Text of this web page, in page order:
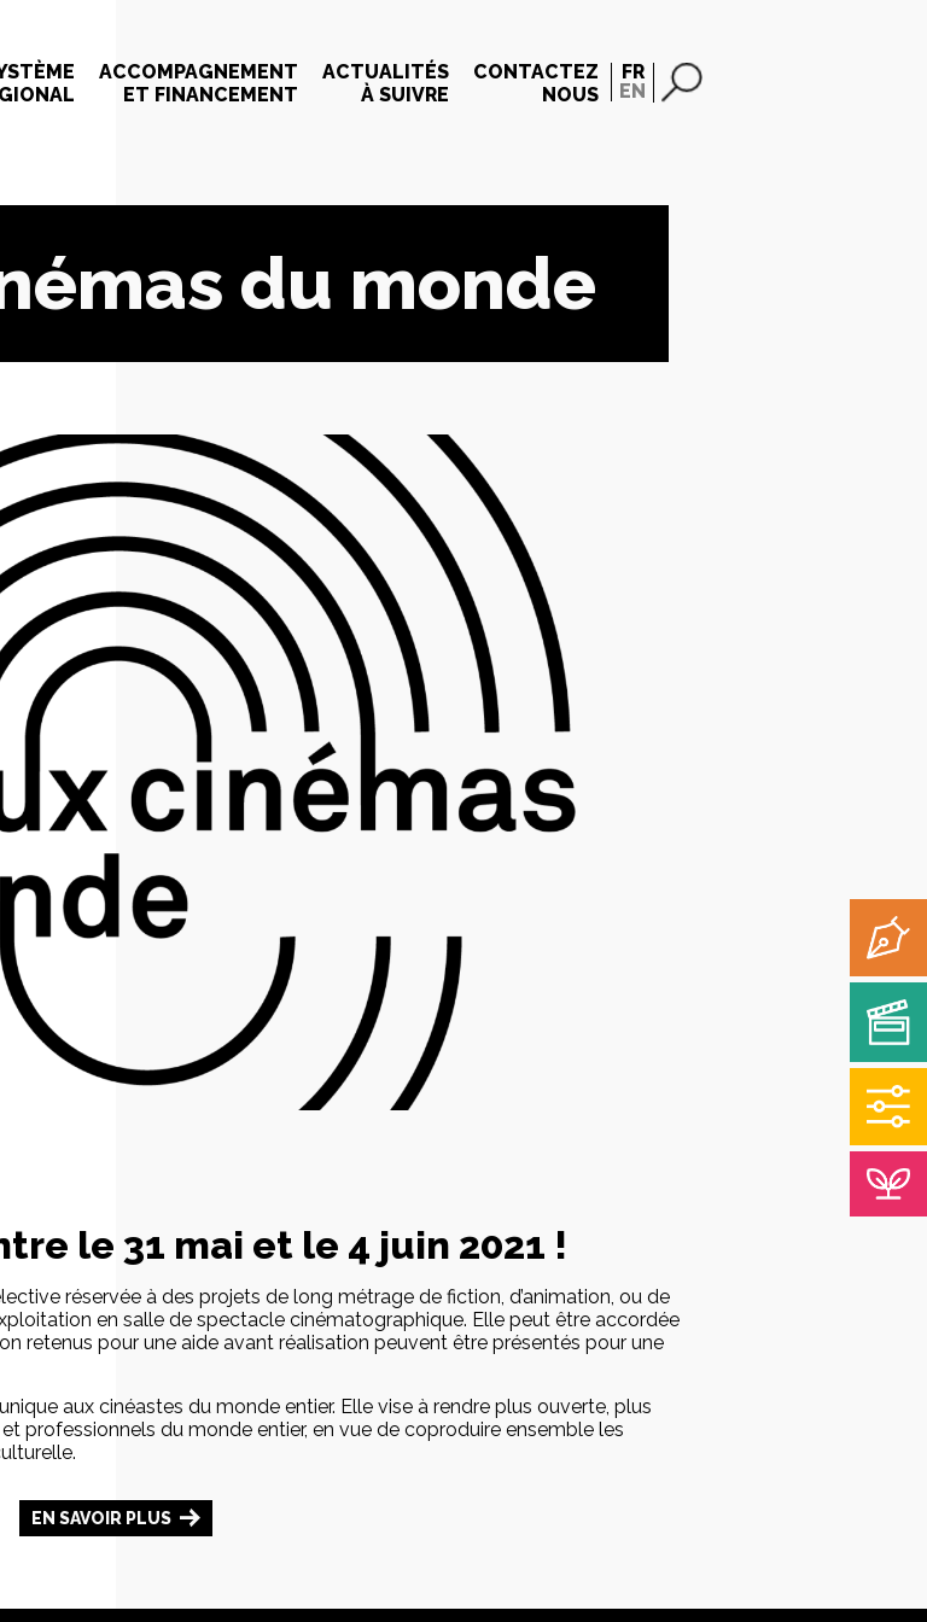
ACCOMPAGNEMENT
ET FINANCEMENT
ACTUALITÉS
À SUIVRE
CONTACTEZ
NOUS
FR
EN
du monde
le 31 mai et le 4 juin 2021 !
réservée à des projets de long métrage de fiction, d’animation, ou de
en salle de spectacle cinématographique. Elle peut être accordée
retenus pour une aide avant réalisation peuvent être présentés pour une
aux cinéastes du monde entier. Elle vise à rendre plus ouverte, plus
professionnels du monde entier, en vue de coproduire ensemble les
EN SAVOIR PLUS